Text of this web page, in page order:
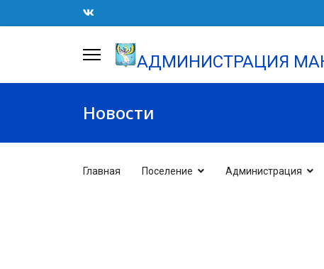
АДМИНИСТРАЦИЯ
Новости
Главная Поселение Администрация